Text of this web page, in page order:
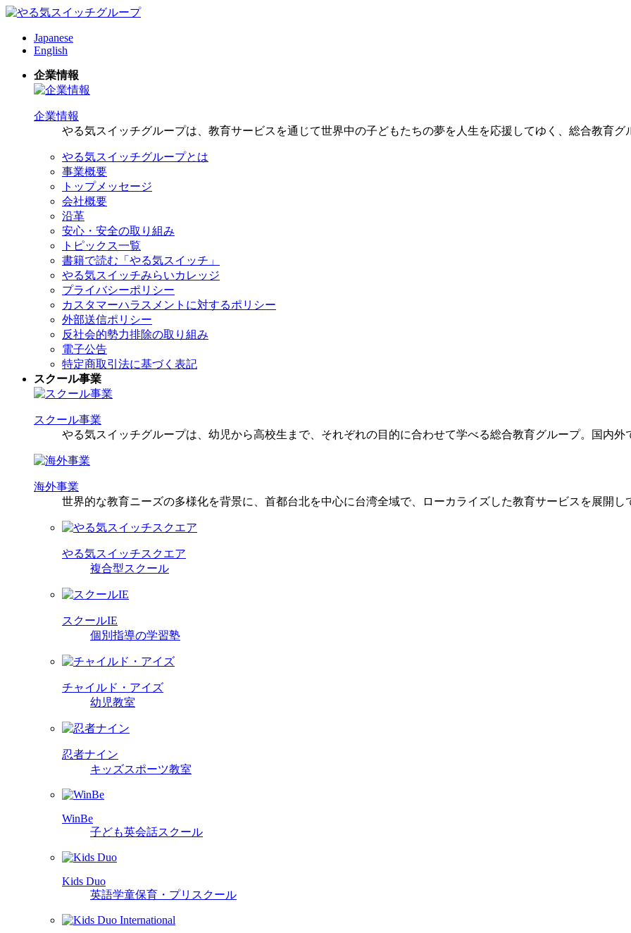
Japanese
English
企業情報
企業情報
やる気スイッチグループは、教育サービスを通じて世界中の子どもたちの夢を人生を応援してゆく、総合教育グ
やる気スイッチグループとは
事業概要
トップメッセージ
会社概要
沿革
安心・安全の取り組み
トピックス一覧
書籍で読む「やる気スイッチ」
やる気スイッチみらいカレッジ
プライバシーポリシー
カスタマーハラスメントに対するポリシー
外部送信ポリシー
反社会的勢力排除の取り組み
電子公告
特定商取引法に基づく表記
スクール事業
スクール事業
やる気スイッチグループは、幼児から高校生まで、それぞれの目的に合わせて学べる総合教育グループ。国内
海外事業
世界的な教育ニーズの多様化を背景に、首都台北を中心に台湾全域で、ローカライズした教育サービスを展開し
やる気スイッチスクエア
複合型スクール
スクールIE
個別指導の学習塾
チャイルド・アイズ
幼児教室
忍者ナイン
キッズスポーツ教室
WinBe
子ども英会話スクール
Kids Duo
英語学童保育・プリスクール